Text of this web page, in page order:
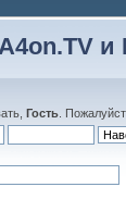
Гость .